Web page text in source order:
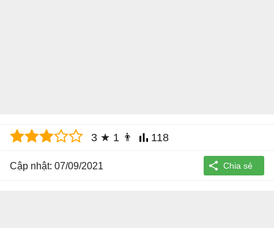
3 ★ 1 👨 118
Cập nhật: 07/09/2021